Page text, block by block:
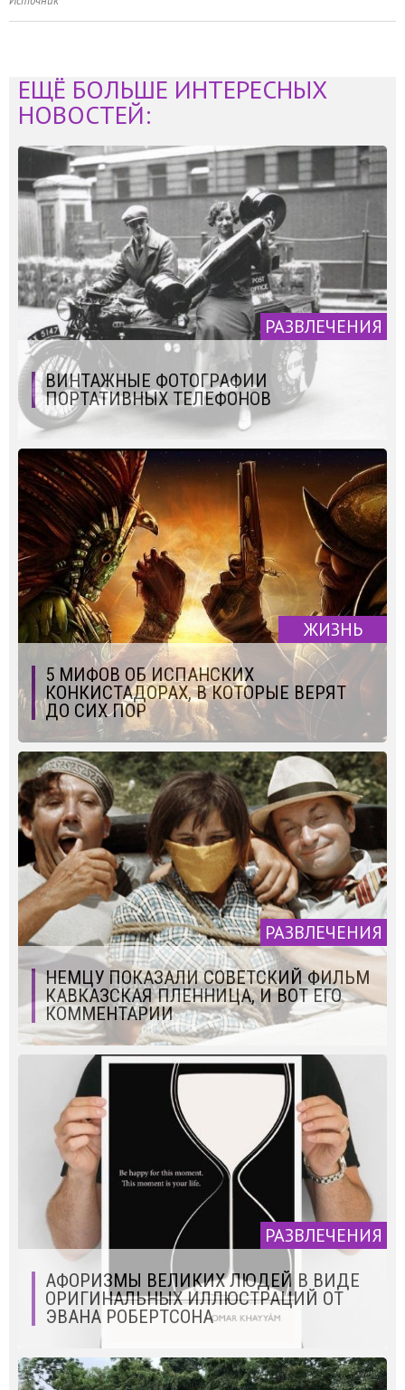
ЕЩЁ БОЛЬШЕ ИНТЕРЕСНЫХ
НОВОСТЕЙ:
РАЗВЛЕЧЕНИЯ
ВИНТАЖНЫЕ ФОТОГРАФИИ
ПОРТАТИВНЫХ ТЕЛЕФОНОВ
ЖИЗНЬ
5 МИФОВ ОБ ИСПАНСКИХ
КОНКИСТАДОРАХ, В КОТОРЫЕ ВЕРЯТ
ДО СИХ ПОР
РАЗВЛЕЧЕНИЯ
НЕМЦУ ПОКАЗАЛИ СОВЕТСКИЙ ФИЛЬМ
КАВКАЗСКАЯ ПЛЕННИЦА, И ВОТ ЕГО
КОММЕНТАРИИ
РАЗВЛЕЧЕНИЯ
АФОРИЗМЫ ВЕЛИКИХ ЛЮДЕЙ В ВИДЕ
ОРИГИНАЛЬНЫХ ИЛЛЮСТРАЦИЙ ОТ
ЭВАНА РОБЕРТСОНА